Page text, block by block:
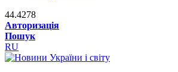
44.4278
Авторизація
Пошук
RU